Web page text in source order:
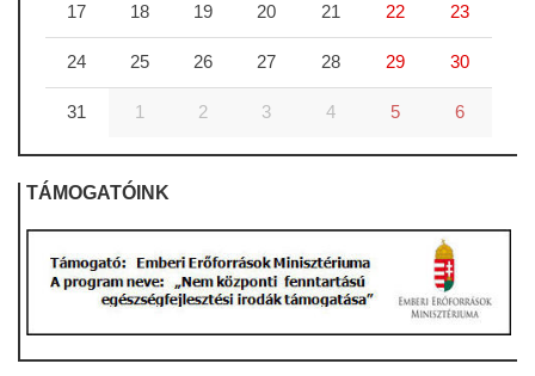
17 18 19 20 21 22 23
24 25 26 27 28 29 30
31 1 2 3 4 5 6
TÁMOGATÓINK